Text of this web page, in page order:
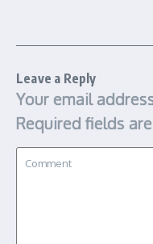
Leave a Reply
Your email
Required fields